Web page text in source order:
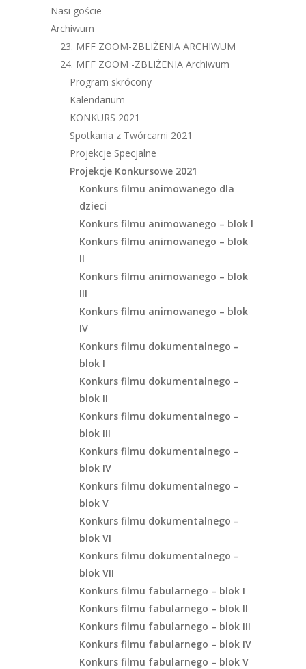
Nasi goście
Archiwum
23. MFF ZOOM-ZBLIŻENIA ARCHIWUM
24. MFF ZOOM -ZBLIŻENIA Archiwum
Program skrócony
Kalendarium
KONKURS 2021
Spotkania z Twórcami 2021
Projekcje Specjalne
Projekcje Konkursowe 2021
Konkurs filmu animowanego dla
dzieci
Konkurs filmu animowanego – blok I
Konkurs filmu animowanego – blok
II
Konkurs filmu animowanego – blok
III
Konkurs filmu animowanego – blok
IV
Konkurs filmu dokumentalnego –
blok I
Konkurs filmu dokumentalnego –
blok II
Konkurs filmu dokumentalnego –
blok III
Konkurs filmu dokumentalnego –
blok IV
Konkurs filmu dokumentalnego –
blok V
Konkurs filmu dokumentalnego –
blok VI
Konkurs filmu dokumentalnego –
blok VII
Konkurs filmu fabularnego – blok I
Konkurs filmu fabularnego – blok II
Konkurs filmu fabularnego – blok III
Konkurs filmu fabularnego – blok IV
Konkurs filmu fabularnego – blok V